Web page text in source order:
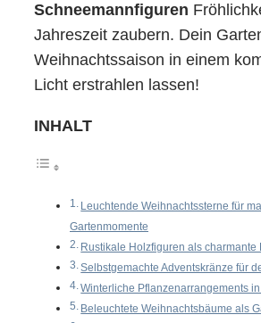
Schneemannfiguren
Jahreszeit zaubern. Dein
Weihnachtssaison in einem
Licht erstrahlen lassen!
INHALT
Leuchtende Weihnachtssterne für
Gartenmomente
Rustikale Holzfiguren als charmante
Selbstgemachte Adventskränze für
Winterliche Pflanzenarrangements
Beleuchtete Weihnachtsbäume als